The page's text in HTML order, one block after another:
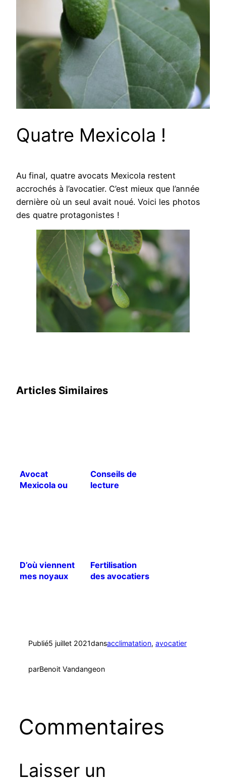
Quatre Mexicola !
Au final, quatre avocats Mexicola restent
accrochés à l’avocatier. C’est mieux que l’année
dernière où un seul avait noué. Voici les photos
des quatre protagonistes !
Articles Similaires
Avocat
Mexicola ou
Conseils de
lecture
D’où viennent
mes noyaux
Fertilisation
des avocatiers
Publié5 juillet 2021dansacclimatation, avocatier
parBenoit Vandangeon
Commentaires
Laisser un